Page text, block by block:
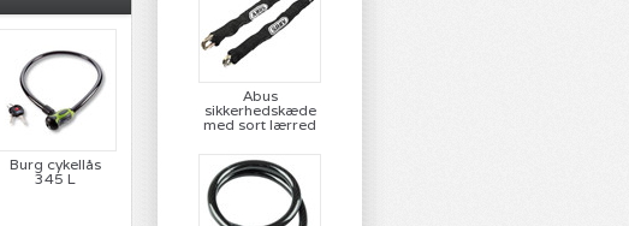
Burg cykellås
345 L
Abus
sikkerhedskæde
med sort lærred